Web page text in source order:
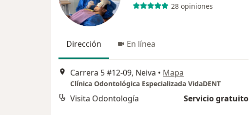
28 opiniones
Dirección En línea
Carrera 5 #12-09, Neiva • Mapa
Clínica Odontológica Especializada VidaDENT
Visita Odontología Servicio gratuito